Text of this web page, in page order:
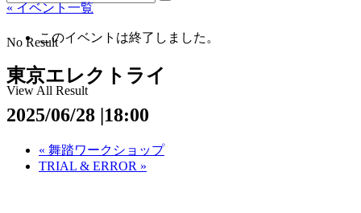
No Result
View All Result
« イベント一覧
このイベントは終了しました。
東京エレクトライ
2025/06/28 |18:00
« 舞踏ワークショップ
TRIAL & ERROR »